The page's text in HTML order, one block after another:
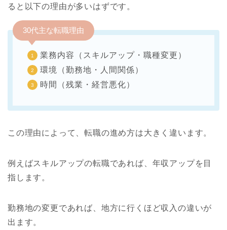
ると以下の理由が多いはずです。
30代主な転職理由
業務内容（スキルアップ・職種変更）
環境（勤務地・人間関係）
時間（残業・経営悪化）
この理由によって、転職の進め方は大きく違います。
例えばスキルアップの転職であれば、年収アップを目
指します。
勤務地の変更であれば、地方に行くほど収入の違いが
出ます。